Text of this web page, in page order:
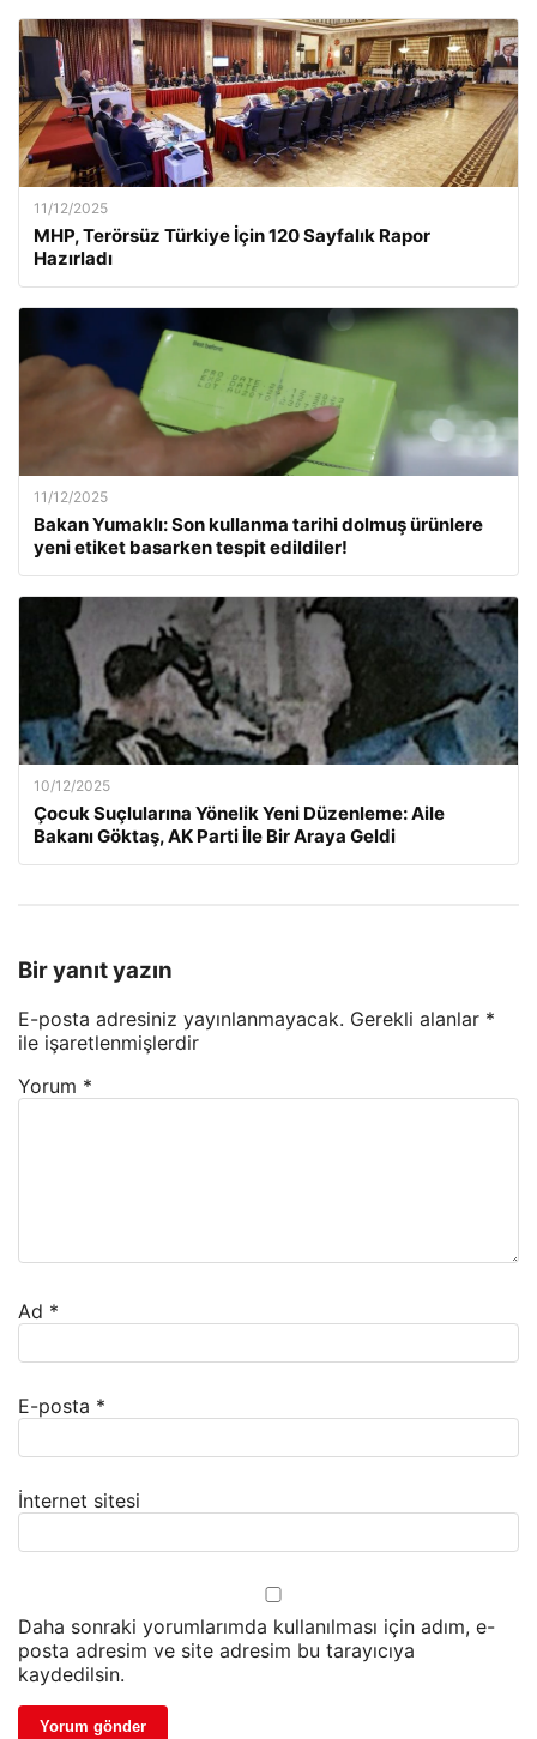
11/12/2025
MHP, Terörsüz Türkiye İçin 120 Sayfalık Rapor
Hazırladı
11/12/2025
Bakan Yumaklı: Son kullanma tarihi dolmuş ürünlere
yeni etiket basarken tespit edildiler!
10/12/2025
Çocuk Suçlularına Yönelik Yeni Düzenleme: Aile
Bakanı Göktaş, AK Parti İle Bir Araya Geldi
Bir yanıt yazın
E-posta adresiniz yayınlanmayacak. Gerekli alanlar *
ile işaretlenmişlerdir
Yorum *
Ad *
E-posta *
İnternet sitesi
Daha sonraki yorumlarımda kullanılması için adım, e-
posta adresim ve site adresim bu tarayıcıya
kaydedilsin.